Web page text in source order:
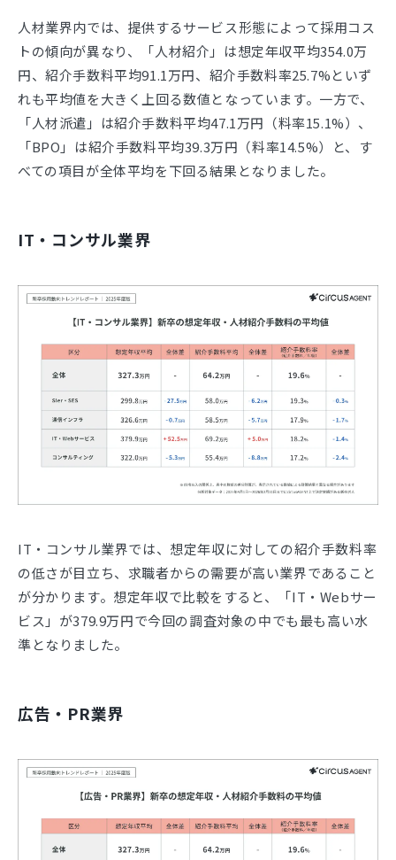
人材業界内では、提供するサービス形態によって採用コス
トの傾向が異なり、「人材紹介」は想定年収平均354.0万
円、紹介手数料平均91.1万円、紹介手数料率25.7%といず
れも平均値を大きく上回る数値となっています。一方で、
「人材派遣」は紹介手数料平均47.1万円（料率15.1%）、
「BPO」は紹介手数料平均39.3万円（料率14.5%）と、す
べての項目が全体平均を下回る結果となりました。
IT・コンサル業界
IT・コンサル業界では、想定年収に対しての紹介手数料率
の低さが目立ち、求職者からの需要が高い業界であること
が分かります。想定年収で比較をすると、「IT・Webサー
ビス」が379.9万円で今回の調査対象の中でも最も高い水
準となりました。
広告・PR業界